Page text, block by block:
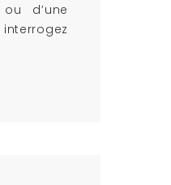
d’une